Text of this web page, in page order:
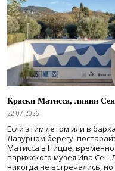
Краски Матисса, линии
22.07.2026
Если этим летом или в
Лазурном берегу,
Матисса в Ницце,
парижского музея Ива
никогда не встречались, но